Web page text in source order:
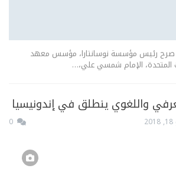
- صرح رئيس مؤسسة نوسانتارا، مؤسس معهد
المتحدة، الإمام شمسي علي،…
واللغوي ينطلق في إندونيسيا